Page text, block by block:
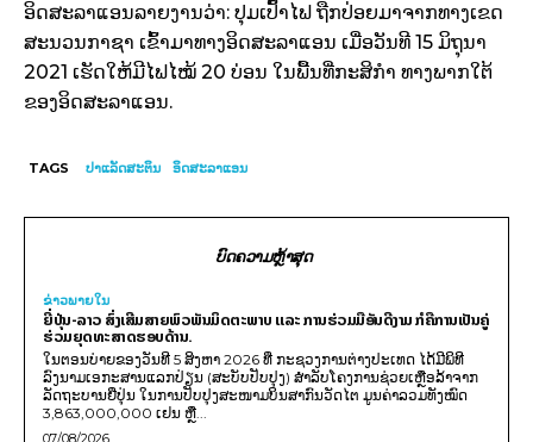
ອິດສະລາແອນລາຍງານວ່າ: ປຸມເປົ້າໄຟ ຖືກປ່ອຍມາຈາກທາງເຂດ
ສະນວນກາຊາ ເຂົ້າມາທາງອິດສະລາແອນ ເມື່ອວັນທີ 15 ມິຖຸນາ
2021 ເຮັດໃຫ້ມີໄຟໄໝ້ 20 ບ່ອນ ໃນພື້ນທີ່ກະສິກຳ ທາງພາກໃຕ້
ຂອງອິດສະລາແອນ.
TAGS ປາແລັດສະຕິນ ອິດສະລາແອນ
ບົດຄວາມຫຼ້າສຸດ
ຂ່າວພາຍ​ໃນ
ຍີ່ປຸ່ນ-ລາວ ສົ່ງເສີມສາຍພົວພັນມິດຕະພາບ ແລະ ການຮ່ວມມືອັນດີງາມ ກໍຄືການເປັນຄູ່
ຮ່ວມຍຸດທະສາດຮອບດ້ານ.
ໃນຕອນບ່າຍຂອງວັນທີ 5 ສິງຫາ 2026 ທີ່ ກະຊວງການຕ່າງປະເທດ ໄດ້ມີພິທີ
ລົງນາມເອກະສານແລກປ່ຽນ (ສະບັບປັບປຸງ) ສໍາລັບໂຄງການຊ່ວຍເຫຼືອລ້າຈາກ
ລັດຖະບານຍີ່ປຸ່ນ ໃນການປັບປຸງສະໜາມບິນສາກົນວັດໄຕ ມູນຄ່າລວມທັງໝົດ
3,863,000,000 ເຢນ ຫຼື...